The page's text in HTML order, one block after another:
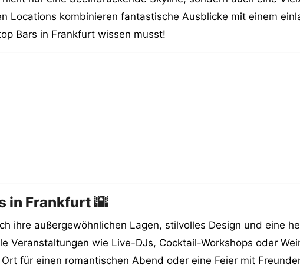
Locations kombinieren fantastische Ausblicke mit einem
Bars in Frankfurt wissen musst!
in Frankfurt 🌇
ihre außergewöhnlichen Lagen, stilvolles Design und eine
Veranstaltungen wie Live-DJs, Cocktail-Workshops oder
für einen romantischen Abend oder eine Feier mit